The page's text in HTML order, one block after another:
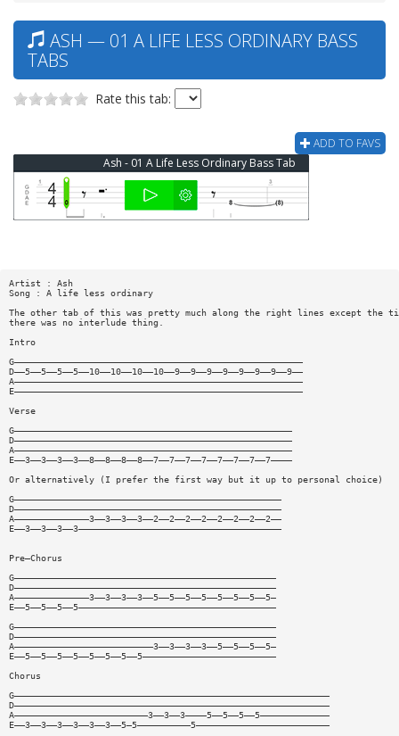
ASH — 01 A LIFE LESS ORDINARY BASS
TABS
Rate this tab:
ADD TO FAVS
Ash - 01 A Life Less Ordinary Bass Tab
Artist : Ash
Song : A life less ordinary
The other tab of this was pretty much along the right lines except the
there was no interlude thing.
Intro
G——————————————————————————————————————————————————————
D——5——5——5——5——10——10——10——10——9——9——9——9——9——9——9——9——
A——————————————————————————————————————————————————————
E——————————————————————————————————————————————————————
Verse
G————————————————————————————————————————————————————
D————————————————————————————————————————————————————
A————————————————————————————————————————————————————
E——3——3——3——3——8——8——8——8——7——7——7——7——7——7——7——7————
Or alternatively (I prefer the first way but it up to personal choice)
G——————————————————————————————————————————————————
D——————————————————————————————————————————————————
A——————————————3——3——3——3——2——2——2——2——2——2——2——2——
E——3——3——3——3——————————————————————————————————————
Pre—Chorus
G—————————————————————————————————————————————————
D—————————————————————————————————————————————————
A——————————————3——3——3——3——5——5——5——5——5——5——5——5—
E——5——5——5——5—————————————————————————————————————
G—————————————————————————————————————————————————
D—————————————————————————————————————————————————
A——————————————————————————3——3——3——3——5——5——5——5—
E——5——5——5——5——5——5——5——5—————————————————————————
Chorus
G———————————————————————————————————————————————————————————
D———————————————————————————————————————————————————————————
A—————————————————————————3——3——3————5——5——5——5—————————————
E——3——3——3——3——3——3——5—5——————————5—————————————————————————